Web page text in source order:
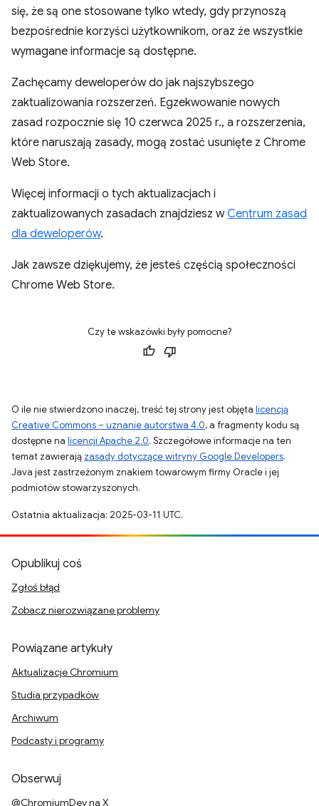
się, że są one stosowane tylko wtedy, gdy przynoszą
bezpośrednie korzyści użytkownikom, oraz że wszystkie
wymagane informacje są dostępne.
Zachęcamy deweloperów do jak najszybszego
zaktualizowania rozszerzeń. Egzekwowanie nowych
zasad rozpocznie się 10 czerwca 2025 r., a rozszerzenia,
które naruszają zasady, mogą zostać usunięte z Chrome
Web Store.
Więcej informacji o tych aktualizacjach i
zaktualizowanych zasadach znajdziesz wCentrum zasad
dla deweloperów.
Jak zawsze dziękujemy, że jesteś częścią społeczności
Chrome Web Store.
Czy te wskazówki były pomocne?
O ile nie stwierdzono inaczej, treść tej strony jest objęta licencją
Creative Commons – uznanie autorstwa 4.0, a fragmenty kodu są
dostępne na licencji Apache 2.0. Szczegółowe informacje na ten
temat zawierają zasady dotyczące witryny Google Developers.
Java jest zastrzeżonym znakiem towarowym firmy Oracle i jej
podmiotów stowarzyszonych.
Ostatnia aktualizacja: 2025-03-11 UTC.
Opublikuj coś
Zgłoś błąd
Zobacz nierozwiązane problemy
Powiązane artykuły
Aktualizacje Chromium
Studia przypadków
Archiwum
Podcasty i programy
Obserwuj
@ChromiumDev na X